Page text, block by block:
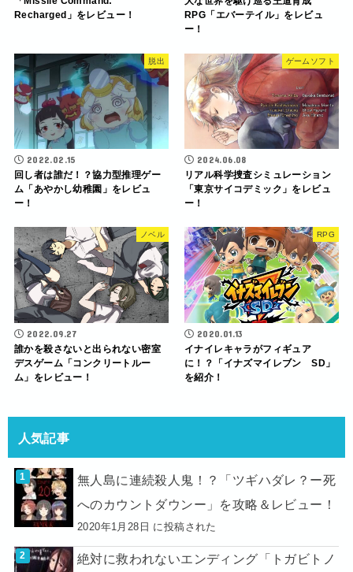
Recharged」をレビュー！
RPG「エバーテイル」をレビュ
ー！
脱出
2022.02.15
回し者は誰だ！？協力型推理ゲー
ム「あやかし幼稚園」をレビュ
ー！
ゲームソフト
2024.06.08
リアル科学捜査シミュレーション
「東京サイコデミック」をレビュ
ー！
ノベル
2022.09.27
誰かを殺さないと出られない密室
デスゲーム「コンクリートルー
ム」をレビュー！
RPG
2020.01.13
イナイレキャラがフィギュア
に！？「イナズマイレブン SD」
を紹介！
人気記事
無人島に連続殺人鬼！？「ツギハダレ？ー死
へのカウントダウンー」を攻略＆レビュー！
2020年1月28日 に投稿された
絶対に救われないエンディング「トガビトノ